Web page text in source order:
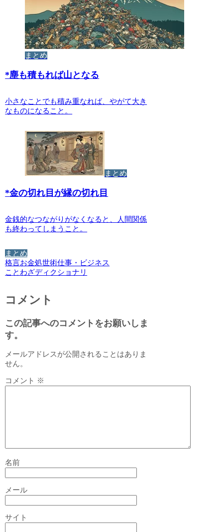
まとめ
*塵も積もれば山となる
小さなことでも積み重なれば、やがて大き
なものになること。
まとめ
*金の切れ目が縁の切れ目
金銭的なつながりがなくなると、人間関係
も終わってしまうこと。
まとめ
格言お金処世術仕事・ビジネス
ことわざディクショナリ
コメント
この記事へのコメントをお願いしま
す。
メールアドレスが公開されることはありま
せん。
コメント ※
名前
メール
サイト